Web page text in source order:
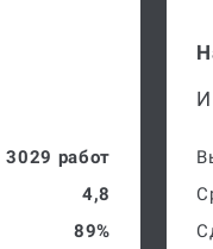
3029 работ
4,8
89%